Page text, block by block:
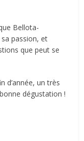
Bellota-
passion, et
que peut se
d’année, un très
dégustation !